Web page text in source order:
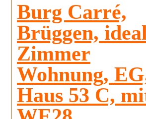
Burg Carré,
Brüggen,
Zimmer
Wohnung,
Haus 53 C,